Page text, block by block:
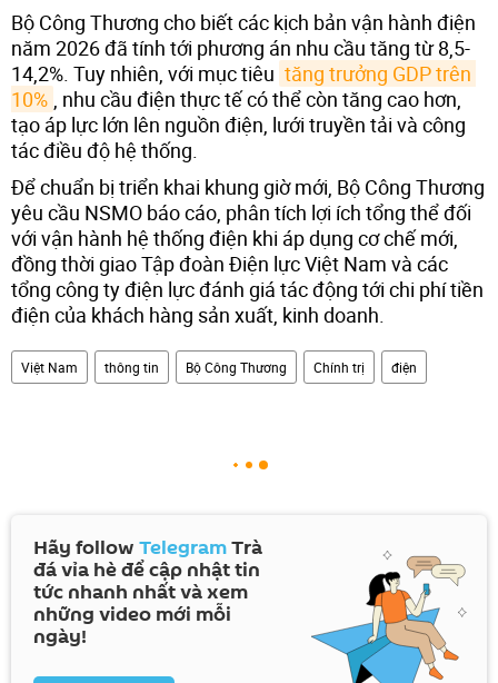
Bộ Công Thương cho biết các kịch bản vận hành điện
năm 2026 đã tính tới phương án nhu cầu tăng từ 8,5-
14,2%. Tuy nhiên, với mục tiêu tăng trưởng GDP trên
10% , nhu cầu điện thực tế có thể còn tăng cao hơn,
tạo áp lực lớn lên nguồn điện, lưới truyền tải và công
tác điều độ hệ thống.
Để chuẩn bị triển khai khung giờ mới, Bộ Công Thương
yêu cầu NSMO báo cáo, phân tích lợi ích tổng thể đối
với vận hành hệ thống điện khi áp dụng cơ chế mới,
đồng thời giao Tập đoàn Điện lực Việt Nam và các
tổng công ty điện lực đánh giá tác động tới chi phí tiền
điện của khách hàng sản xuất, kinh doanh.
Việt Nam thông tin Bộ Công Thương Chính trị điện
Hãy follow TelegramTrà
đá vỉa hè để cập nhật tin
tức nhanh nhất và xem
những video mới mỗi
ngày!